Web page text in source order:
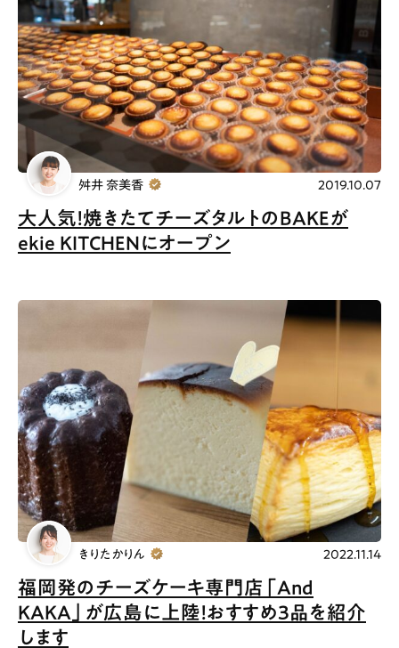
大人気！焼きたてチーズタルトのBAKEが
ekie KITCHENにオープン
舛井 奈美香 2019.10.07
福岡発のチーズケーキ専門店「And
KAKA」が広島に上陸！おすすめ3品を紹介
します
きりたかりん 2022.11.14